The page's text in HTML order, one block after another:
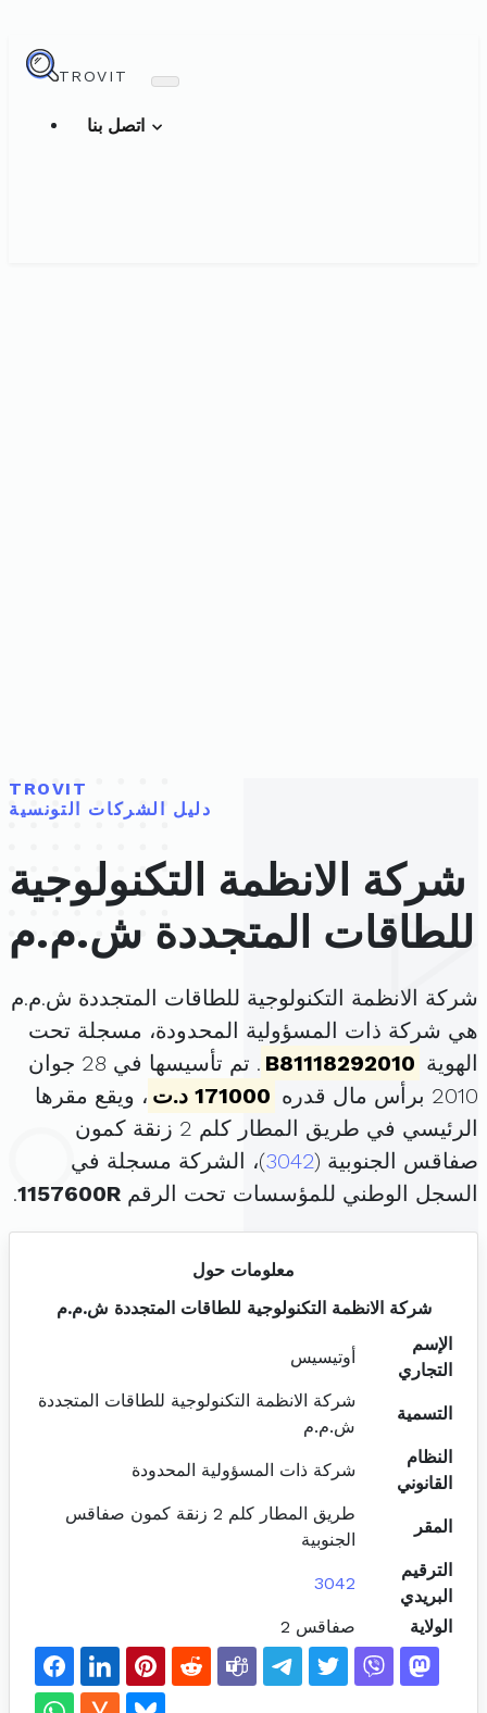
TROVIT
TROVIT
دليل الشركات التونسية
شركة الانظمة التكنولوجية
للطاقات المتجددة ش.م.م
شركة الانظمة التكنولوجية للطاقات المتجددة ش.م.م
هي شركة ذات المسؤولية المحدودة، مسجلة تحت
الهوية B81118292010
. تم تأسيسها في 28 جوان
2010 برأس مال قدره
171000 د.ت
، ويقع مقرها
الرئيسي في طريق المطار كلم 2 زنقة كمون
صفاقس الجنوبية (3042)، الشركة مسجلة في
السجل الوطني للمؤسسات تحت الرقم 1157600R
.
معلومات حول
شركة الانظمة التكنولوجية للطاقات المتجددة ش.م.م
الإسم
التجاري
أوتيسيس
التسمية
شركة الانظمة التكنولوجية للطاقات المتجددة
ش.م.م
النظام
القانوني
شركة ذات المسؤولية المحدودة
المقر
طريق المطار كلم 2 زنقة كمون صفاقس
الجنوبية
الترقيم
البريدي
3042
الولاية صفاقس 2